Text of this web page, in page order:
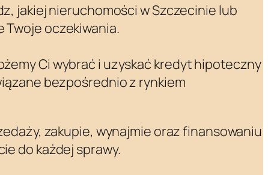
jakiej nieruchomości w Szczecinie lub
oczekiwania.
Ci wybrać i uzyskać kredyt hipoteczny
bezpośrednio z rynkiem
zakupie, wynajmie oraz finansowaniu
do każdej sprawy.